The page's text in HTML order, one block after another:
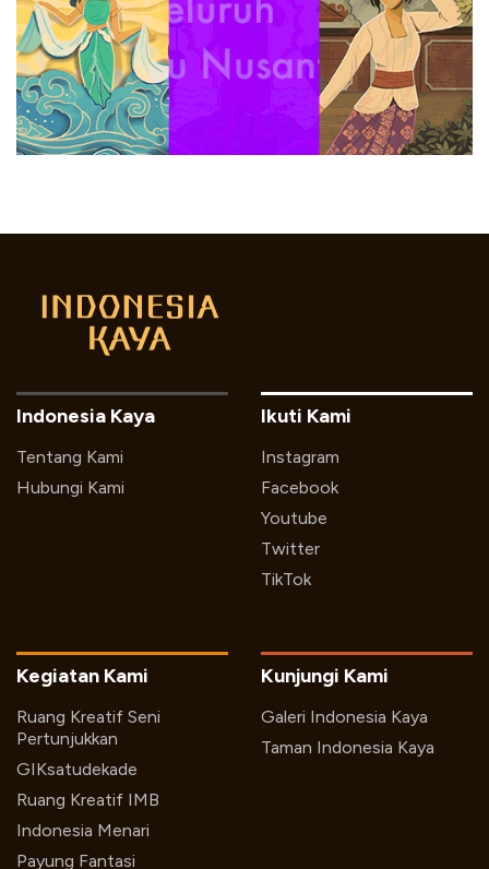
Indonesia Kaya
Tentang Kami
Hubungi Kami
Ikuti Kami
Instagram
Facebook
Youtube
Twitter
TikTok
Kegiatan Kami
Ruang Kreatif Seni
Pertunjukkan
GIKsatudekade
Ruang Kreatif IMB
Indonesia Menari
Payung Fantasi
Kunjungi Kami
Galeri Indonesia Kaya
Taman Indonesia Kaya